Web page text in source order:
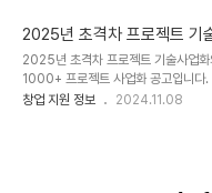
면평가와 발표평가를 거쳐 최종 선정
기획력, 기대성과, ESG 등이 있고, 신청
2025년 초격차 프로젝트 기
고
2025년 초격차 프로젝트 기술사업
1000+ 프로젝트 사업화 공고입니다.
중심형 프로그램 운영이 가능한 기관
창업 지원 정보 2024.11.08